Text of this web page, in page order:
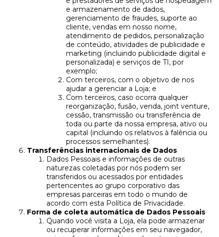
e armazenamento de dados,
gerenciamento de fraudes, suporte ao
cliente, vendas em nosso nome,
atendimento de pedidos, personalização
de conteúdo, atividades de publicidade e
marketing (incluindo publicidade digital e
personalizada) e serviços de TI, por
exemplo;
Com terceiros, com o objetivo de nos
ajudar a gerenciar a Loja; e
Com terceiros, caso ocorra qualquer
reorganização, fusão, venda, joint venture,
cessão, transmissão ou transferência de
toda ou parte da nossa empresa, ativo ou
capital (incluindo os relativos à falência ou
processos semelhantes).
Transferências internacionais de Dados
Dados Pessoais e informações de outras
naturezas coletadas por nós podem ser
transferidos ou acessados por entidades
pertencentes ao grupo corporativo das
empresas parceiras em todo o mundo de
acordo com esta Política de Privacidade.
Forma de coleta automática de Dados Pessoais
Quando você visita a Loja, ela pode armazenar
ou recuperar informações em seu navegador,